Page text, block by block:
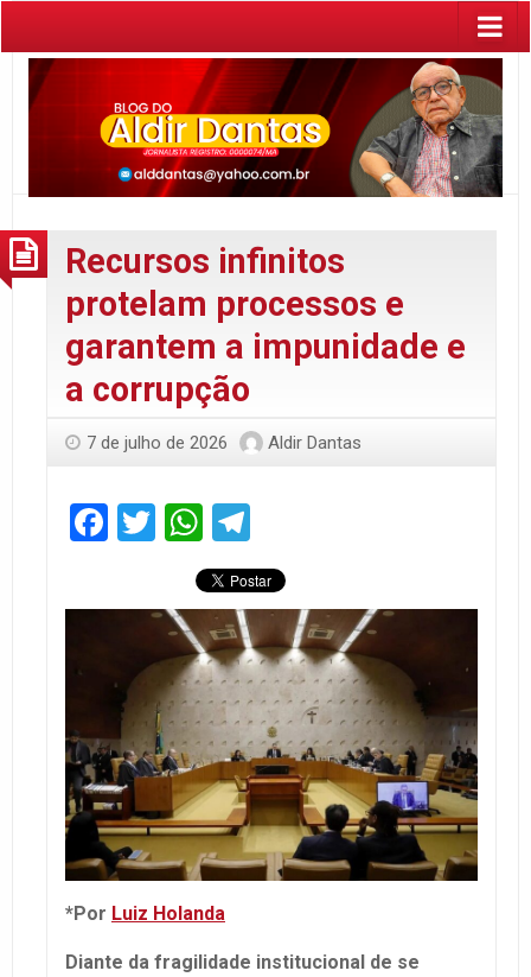
Recursos infinitos
protelam processos e
garantem a impunidade e
a corrupção
7 de julho de 2026 Aldir Dantas
Facebook
TwitterWhatsApp
*Por Luiz Holanda
Diante da fragilidade institucional de se